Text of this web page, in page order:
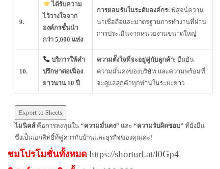
9.
ได้รับความ
ไว้วางใจจาก
องค์กรชั้นนำ
กว่า 5,000 แห่ง
การยอมรับในระดับองค์กร: พิสูจน์ความ
น่าเชื่อถือและมาตรฐานการทำงานที่ผ่าน
การประเมินจากหน่วยงานขนาดใหญ่
10.
บริการให้คำ
ปรึกษาต่อเนื่อง
ยาวนาน 10 ปี
ความตั้งใจที่จะอยู่คู่กับลูกค้า: ยืนยัน
ความมั่นคงของบริษัท และความพร้อมที่
จะดูแลลูกค้าทุกท่านในระยะยาว
Export to Sheets
ไมนิคส์ คือการลงทุนใน “ความมั่นคง” และ “ความรับผิดชอบ” ที่ยั่งยืน
ซึ่งเป็นเอกสิทธิ์ที่คู่ควรกับบ้านและธุรกิจของคุณค่ะ!
ชมโปรโมชั่นทั้งหมด https://shorturl.at/l0Gp4